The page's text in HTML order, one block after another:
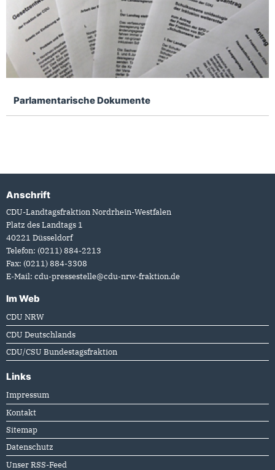
Parlamentarische Dokumente
Fußbereich
Anschrift
CDU-Landtagsfraktion Nordrhein-Westfalen
Platz des Landtags 1
40221 Düsseldorf
Telefon: (0211) 884-2213
Fax: (0211) 884-3308
E-Mail: cdu-pressestelle@cdu-nrw-fraktion.de
Im Web
CDU NRW
CDU Deutschlands
CDU/CSU Bundestagsfraktion
Links
Impressum
Kontakt
Sitemap
Datenschutz
Unser RSS-Feed